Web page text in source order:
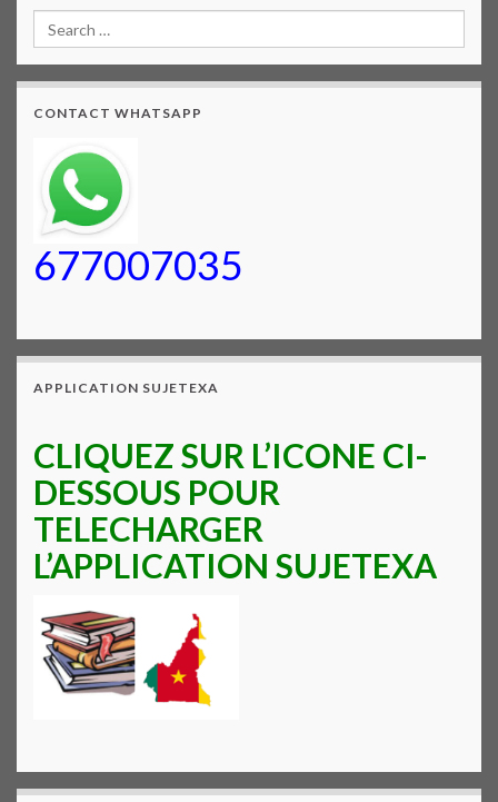
CONTACT WHATSAPP
677007035
APPLICATION SUJETEXA
CLIQUEZ SUR L’ICONE CI-
DESSOUS POUR
TELECHARGER
L’APPLICATION SUJETEXA